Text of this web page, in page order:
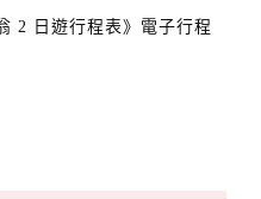
2 日遊行程表》電子行程